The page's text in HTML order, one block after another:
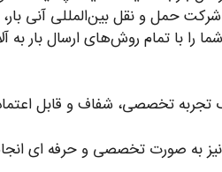
حمل و نقل بین‌المللی آنی بار،
را با تمام روش‌های ارسال بار
تجربه تخصصی، شفاف و قابل
نیز به صورت تخصصی و حرفه ای